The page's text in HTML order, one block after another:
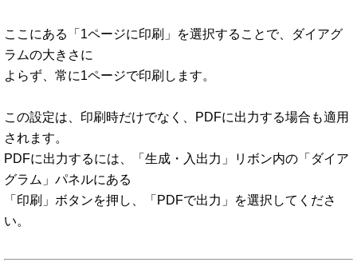
ここにある「1ページに印刷」を選択することで、ダイアグ
ラムの大きさに
よらず、常に1ページで印刷します。
この設定は、印刷時だけでなく、PDFに出力する場合も適用
されます。
PDFに出力するには、「生成・入出力」リボン内の「ダイア
グラム」パネルにある
「印刷」ボタンを押し、「PDFで出力」を選択してくださ
い。